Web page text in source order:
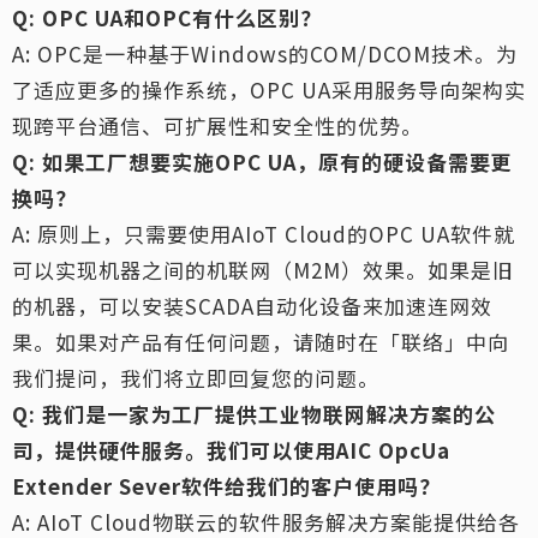
Q: OPC UA和OPC有什么区别？
A: OPC是一种基于Windows的COM/DCOM技术。为
了适应更多的操作系统，OPC UA采用服务导向架构实
现跨平台通信、可扩展性和安全性的优势。
Q: 如果工厂想要实施OPC UA，原有的硬设备需要更
换吗？
A: 原则上，只需要使用AIoT Cloud的OPC UA软件就
可以实现机器之间的机联网（M2M）效果。如果是旧
的机器，可以安装SCADA自动化设备来加速连网效
果。如果对产品有任何问题，请随时在「联络」中向
我们提问，我们将立即回复您的问题。
Q: 我们是一家为工厂提供工业物联网解决方案的公
司，提供硬件服务。我们可以使用AIC OpcUa
Extender Sever软件给我们的客户使用吗？
A: AIoT Cloud物联云的软件服务解决方案能提供给各